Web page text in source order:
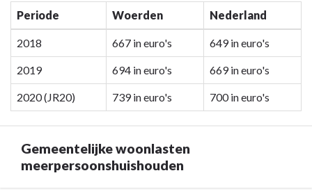
naar
Programma
Algemene
inkomsten
Gemeentelijke
eenpersoons-
Periode
Woerden Nederland
2018 667 in euro's 649 in euro's
2019 694 in euro's 669 in euro's
2020 (JR20) 739 in euro's 700 in euro's
Gemeentelijke woonlasten
meerpersoonshuishouden